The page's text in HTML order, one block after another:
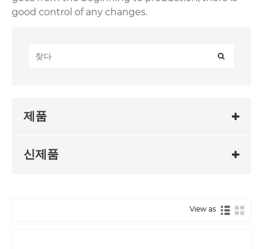
good control of any changes.
제품
신제품
View as